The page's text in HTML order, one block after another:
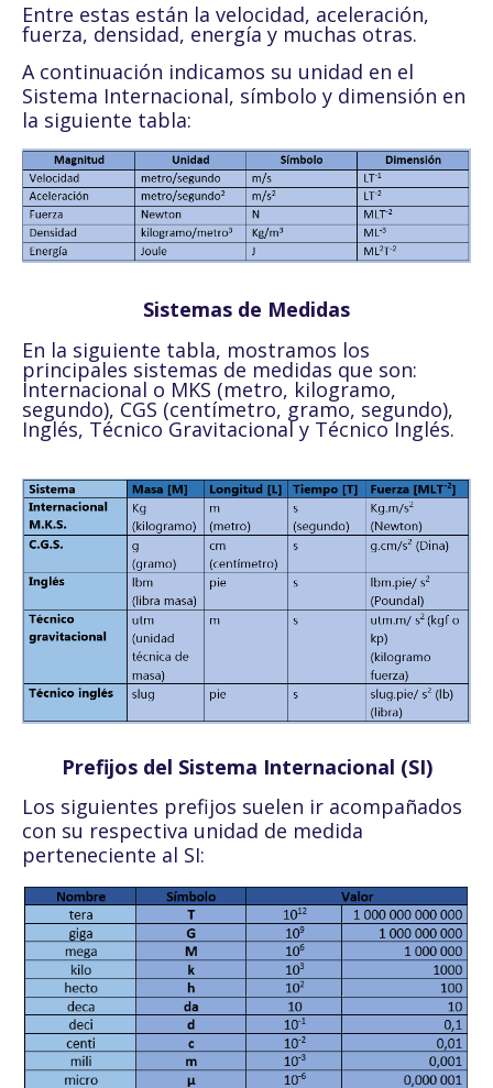
Entre estas están la velocidad, aceleración,
fuerza, densidad, energía y muchas otras.
A continuación indicamos su unidad en el
Sistema Internacional, símbolo y dimensión en
la siguiente tabla:
Sistemas de Medidas
En la siguiente tabla, mostramos los
principales sistemas de medidas que son:
Internacional o MKS (metro, kilogramo,
segundo), CGS (centímetro, gramo, segundo),
Inglés, Técnico Gravitacional y Técnico Inglés.
Prefijos del Sistema Internacional (SI)
Los siguientes prefijos suelen ir acompañados
con su respectiva unidad de medida
perteneciente al SI: